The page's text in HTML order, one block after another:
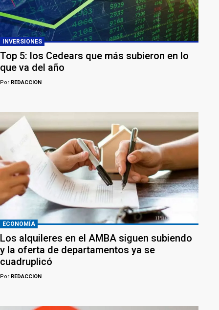
INVERSIONES
Top 5: los Cedears que más subieron en lo
que va del año
Por REDACCION
ECONOMÍA
Los alquileres en el AMBA siguen subiendo
y la oferta de departamentos ya se
cuadruplicó
Por REDACCION